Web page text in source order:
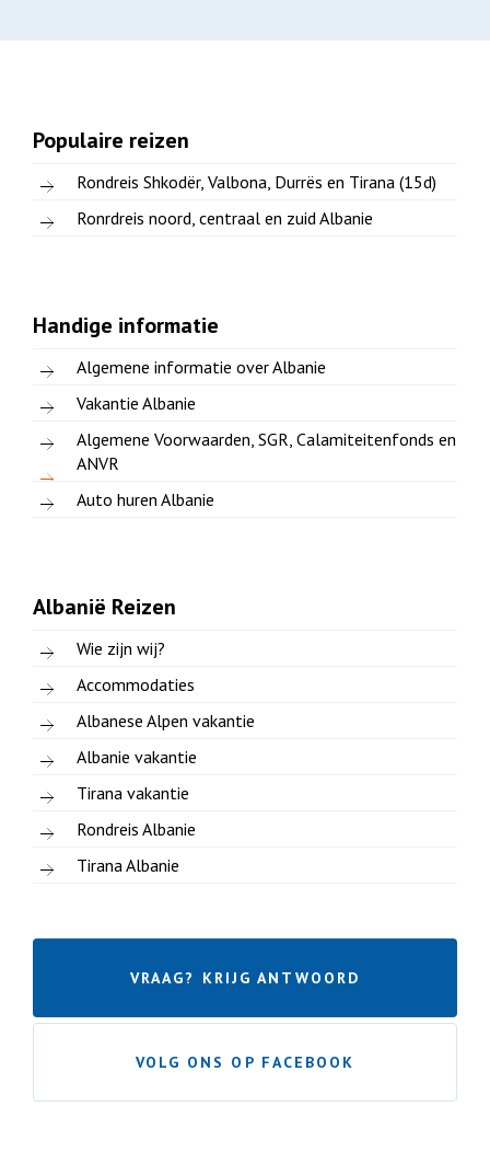
Populaire reizen
Rondreis Shkodër, Valbona, Durrës en Tirana (15d)
Ronrdreis noord, centraal en zuid Albanie
Handige informatie
Algemene informatie over Albanie
Vakantie Albanie
Algemene Voorwaarden, SGR, Calamiteitenfonds en
ANVR
Auto huren Albanie
Albanië Reizen
Wie zijn wij?
Accommodaties
Albanese Alpen vakantie
Albanie vakantie
Tirana vakantie
Rondreis Albanie
Tirana Albanie
VRAAG? KRIJG ANTWOORD
VOLG ONS OP FACEBOOK